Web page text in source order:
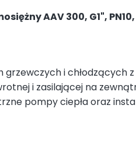
AAV 300, G1",
grzewczych i chłodzących
i zasilającej na
pompy ciepła oraz